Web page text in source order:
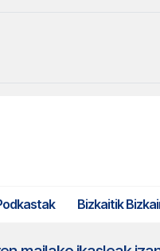
Bizkaitik